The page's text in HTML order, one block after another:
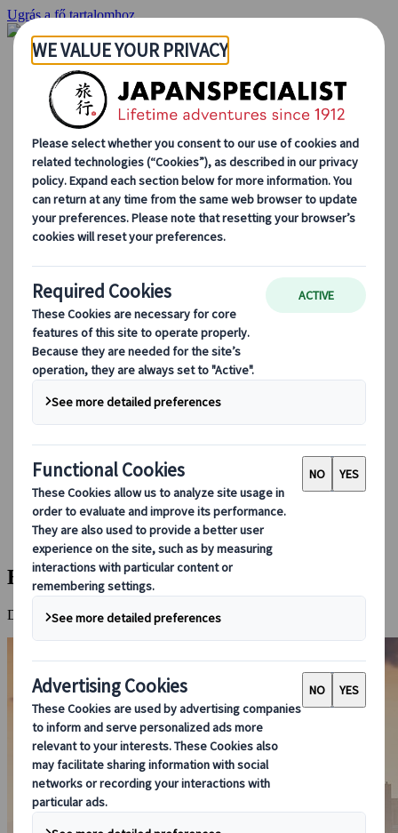
Ugrás a fő tartalomhoz
Kezdőlap
Ajánlatok
Egyéni utak
Csoportos körutazások
Egyéni autós ajánlatok
Kirándulások
Személyre szabott csoportos utazások
Japan Rail Pass
Így dolgozunk mi
Rólunk
Csapatunk
Csatlakozz csapatunkhoz
Utazási tippek évszakok szerint
Kihagyhatatlan látnivalók
Kulturális élmények
Gasztrokalandok
Japán felfedezése vonattal
Gyakori kérdések
Alapvető információk
Etikett Japánban
Vezetés Japánban
Foglalás rajtunk keresztül
Japan Rail Pass
Szállás
Online konzultáció
Japanspecialist
Látnivalók
Minden helyszín
Busan
Busan
Dél-Korea második legnagyobb városa hangulatos tengerpartokkal